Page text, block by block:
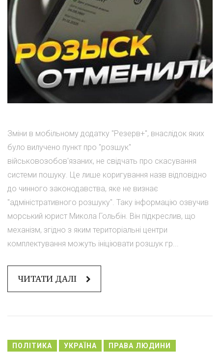
Зміни в мобільному додатку "Резерв+", внаслідок яких
було вилучено пункт про "розшук"
військовозобов'язаних, не свідчать про скасування
системи пошуку. Це лише коригування назв відповідно
до чинного законодавства, яке не визнає
"адміністративного розшуку". Таку інформацію озвучив
морський юрист Микола Гольбін. Він підкреслив, що
механізм, згідно з яким територіальні центри
комплектування можуть ініціювати розшук гр...
ЧИТАТИ ДАЛІ
ПОЛІТИКА УКРАЇНА ПРАВА ЛЮДИНИ